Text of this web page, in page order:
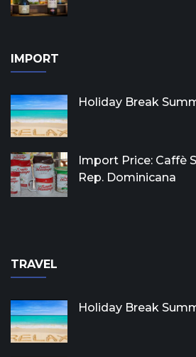
IMPORT
Holiday Break
Import Price: Caffè
Rep. Dominicana
TRAVEL
Holiday Break